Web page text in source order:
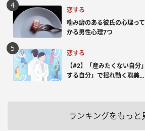
恋する
噛み癖のある彼氏の心理っ
かる男性心理7つ
恋する
【#2】「産みたくない自
する自分」で揺れ動く聡美...
ランキングをもっと